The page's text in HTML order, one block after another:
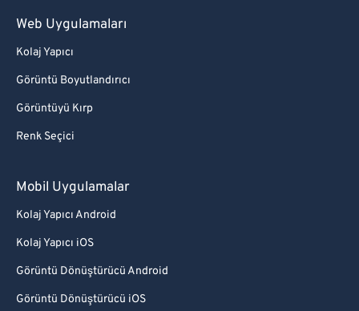
Web Uygulamaları
Kolaj Yapıcı
Görüntü Boyutlandırıcı
Görüntüyü Kırp
Renk Seçici
Mobil Uygulamalar
Kolaj Yapıcı Android
Kolaj Yapıcı iOS
Görüntü Dönüştürücü Android
Görüntü Dönüştürücü iOS